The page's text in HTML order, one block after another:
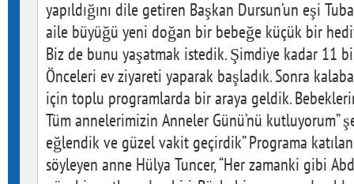
yapıldığını dile getiren Başkan Dursun’un eşi
aile büyüğü yeni doğan bir bebeğe küçük bir
Biz de bunu yaşatmak istedik. Şimdiye kadar 11
Önceleri ev ziyareti yaparak başladık. Sonra
için toplu programlarda bir araya geldik.
Tüm annelerimizin Anneler Günü’nü kutluyorum”
eğlendik ve güzel vakit geçirdik” Programa
söyleyen anne Hülya Tuncer, “Her zamanki gibi